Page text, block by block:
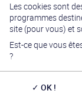
en
chaque
rencontrer
équipe
Les cookies sont
programmes
site (pour vous) et
Est-ce que vous
?
OK !